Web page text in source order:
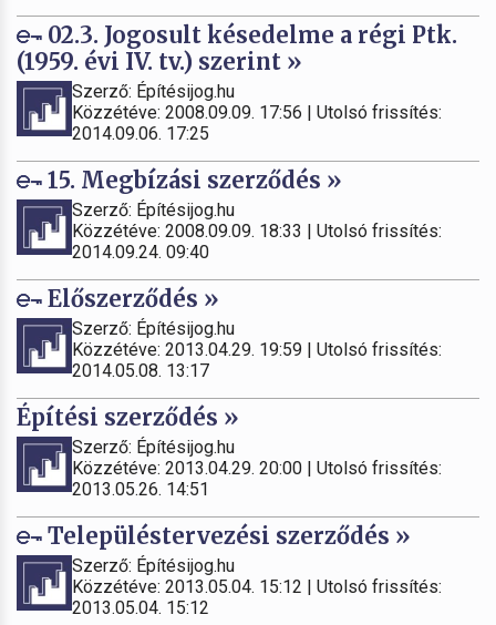
02.3. Jogosult késedelme a régi Ptk.
(1959. évi IV. tv.) szerint »
Szerző: Építésijog.hu
Közzétéve: 2008.09.09. 17:56 | Utolsó frissítés:
2014.09.06. 17:25
15. Megbízási szerződés »
Szerző: Építésijog.hu
Közzétéve: 2008.09.09. 18:33 | Utolsó frissítés:
2014.09.24. 09:40
Előszerződés »
Szerző: Építésijog.hu
Közzétéve: 2013.04.29. 19:59 | Utolsó frissítés:
2014.05.08. 13:17
Építési szerződés »
Szerző: Építésijog.hu
Közzétéve: 2013.04.29. 20:00 | Utolsó frissítés:
2013.05.26. 14:51
Településtervezési szerződés »
Szerző: Építésijog.hu
Közzétéve: 2013.05.04. 15:12 | Utolsó frissítés:
2013.05.04. 15:12